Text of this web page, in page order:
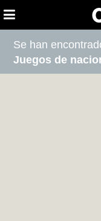
Se han
Juegos de